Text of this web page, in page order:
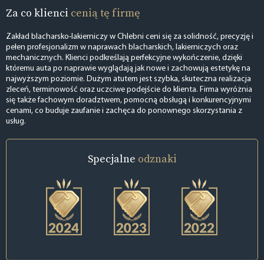
Za co klienci cenią tę firmę
Zakład blacharsko-lakierniczy w Chlebni ceni się za solidność, precyzję i
pełen profesjonalizm w naprawach blacharskich, lakierniczych oraz
mechanicznych. Klienci podkreślają perfekcyjne wykończenie, dzięki
któremu auta po naprawie wyglądają jak nowe i zachowują estetykę na
najwyższym poziomie. Dużym atutem jest szybka, skuteczna realizacja
zleceń, terminowość oraz uczciwe podejście do klienta. Firma wyróżnia
się także fachowym doradztwem, pomocną obsługą i konkurencyjnymi
cenami, co buduje zaufanie i zachęca do ponownego skorzystania z
usług.
Specjalne odznaki